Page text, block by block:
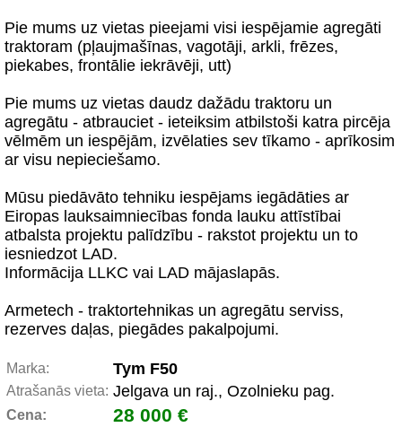
Pie mums uz vietas pieejami visi iespējamie agregāti
traktoram (pļaujmašīnas, vagotāji, arkli, frēzes,
piekabes, frontālie iekrāvēji, utt)
Pie mums uz vietas daudz dažādu traktoru un
agregātu - atbrauciet - ieteiksim atbilstoši katra pircēja
vēlmēm un iespējām, izvēlaties sev tīkamo - aprīkosim
ar visu nepieciešamo.
Mūsu piedāvāto tehniku iespējams iegādāties ar
Eiropas lauksaimniecības fonda lauku attīstībai
atbalsta projektu palīdzību - rakstot projektu un to
iesniedzot LAD.
Informācija LLKC vai LAD mājaslapās.
Armetech - traktortehnikas un agregātu serviss,
rezerves daļas, piegādes pakalpojumi.
Marka: Tym F50
Atrašanās vieta: Jelgava un raj., Ozolnieku pag.
Cena: 28 000 €